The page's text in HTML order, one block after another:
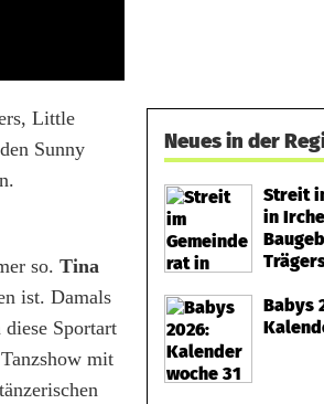
Little
Sunny
so. Tina
ist. Damals
Sportart
mit
Neues in der
Streit
in
Babys